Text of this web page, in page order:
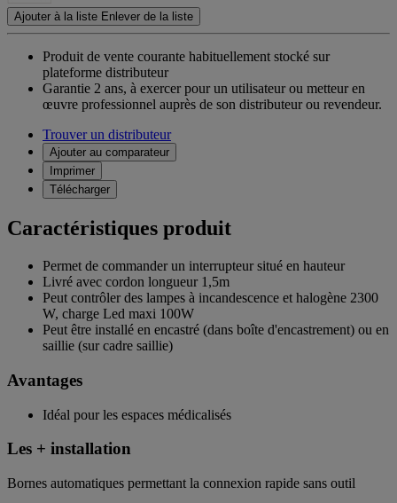
Ajouter à la liste Enlever de la liste
Produit de vente courante habituellement stocké sur
plateforme distributeur
Garantie 2 ans, à exercer pour un utilisateur ou metteur en
œuvre professionnel auprès de son distributeur ou revendeur.
Trouver un distributeur
Ajouter au comparateur
Imprimer
Télécharger
Caractéristiques produit
Permet de commander un interrupteur situé en hauteur
Livré avec cordon longueur 1,5m
Peut contrôler des lampes à incandescence et halogène 2300
W, charge Led maxi 100W
Peut être installé en encastré (dans boîte d'encastrement) ou en
saillie (sur cadre saillie)
Avantages
Idéal pour les espaces médicalisés
Les + installation
Bornes automatiques permettant la connexion rapide sans outil